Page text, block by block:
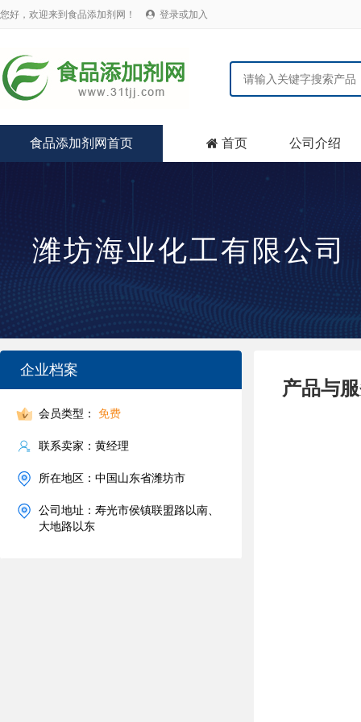
您好，欢迎来到食品添加剂网！  登录或加入
食品添加剂网首页  首页 公司介绍
潍坊海业化工有限公司
企业档案
会员类型： 免费
联系卖家：黄经理
所在地区：中国山东省潍坊市
公司地址：寿光市侯镇联盟路以南、
大地路以东
产品与